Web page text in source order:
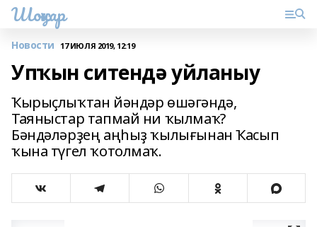
Шоңҡар
Новости 17 ИЮЛЯ 2019, 12:19
Упҡын ситендә уйланыу
Ҡырыҫлыҡтан йәндәр өшәгәндә,
Таяныстар тапмай ни ҡылмаҡ?
Бәндәләрҙең аңһыҙ ҡылығынан Ҡасып
ҡына түгел ҡотолмаҡ.